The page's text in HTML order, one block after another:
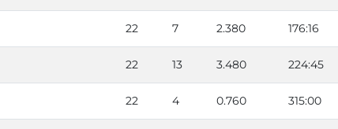
22 7 2.380 176:16
22 13 3.480 224:45
22 4 0.760 315:00